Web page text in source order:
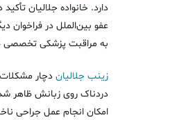
دارد. خانواده جلالیان
به مراقبت پزشکی تخصصی در
زینب جلالیان دچار
دردناک روی زبانش ظاهر
امکان انجام عمل جراحی